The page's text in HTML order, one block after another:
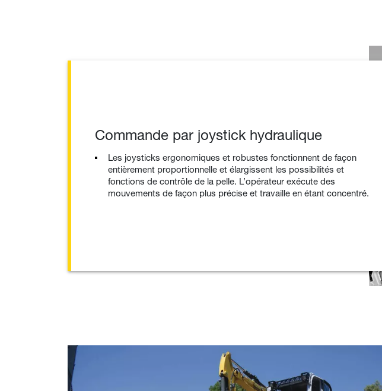
Commande par joystick hydraulique
Les joysticks ergonomiques et robustes fonctionnent de façon
entièrement proportionnelle et élargissent les possibilités et
fonctions de contrôle de la pelle. L’opérateur exécute des
mouvements de façon plus précise et travaille en étant concentré.